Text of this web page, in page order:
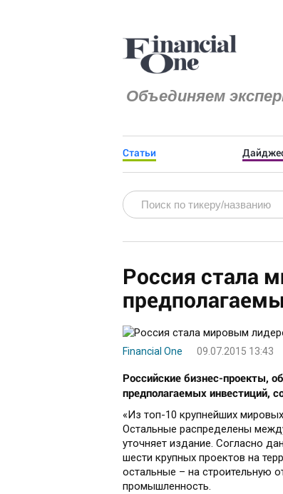
Объединяем
Статьи
Россия стала
Financial One 09.07.2015 13:43
Российские бизнес-проекты,
предполагаемых инвестиций,
«Из топ-10 крупнейших
Остальные распределены
уточняет издание. Согласно
шести крупных проектов на
остальные – на строительную
промышленность.